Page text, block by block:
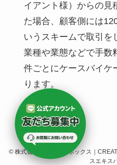
イアント様）からの見
た場合、顧客側には
いうスキームで取引を
業種や業態などで手数
件ごとにケースバイケ
ります。
© 株式会社クリエイトボックス｜
スエキス